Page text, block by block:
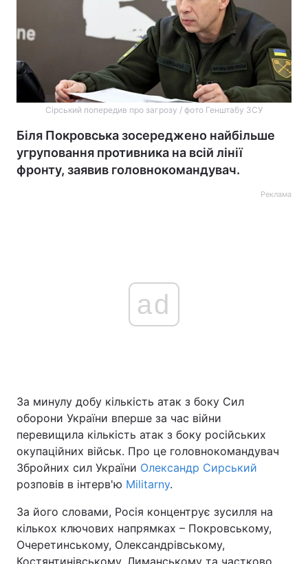
Сірський попередив про загрозу / фото Генштабу ЗСУ
Біля Покровська зосереджено найбільше
угруповання противника на всій лінії
фронту, заявив головнокомандувач.
Реклама
ad
За минулу добу кількість атак з боку Сил
оборони України вперше за час війни
перевищила кількість атак з боку російських
окупаційних військ. Про це головнокомандувач
Збройних сил України Олександр Сирський
розповів в інтерв'ю Militarny.
За його словами, Росія концентрує зусилля на
кількох ключових напрямках – Покровському,
Очеретинському, Олександрівському,
Костянтинівському, Лиманському та частково